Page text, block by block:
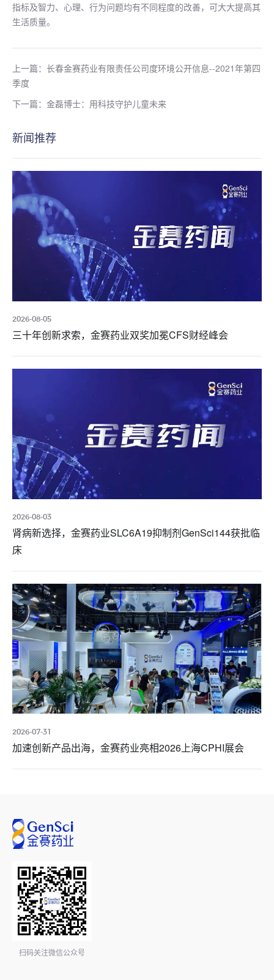
指标及智力、心理、行为问题均有不同程度的改善，可大大提高其
生活质量。
上一篇：长春金赛药业有限责任公司度环境公开信息--2021年第四
季度
下一篇：金磊博士：用科技守护儿童未来
新闻推荐
2026-08-05
三十年创新求索，金赛药业双奖加冕CFS财经峰会
2026-08-03
肾病新选择，金赛药业SLC6A19抑制剂GenSci144获批临
床
2026-07-31
加速创新产品出海，金赛药业亮相2026上海CPHI展会
扫码关注微信公众号